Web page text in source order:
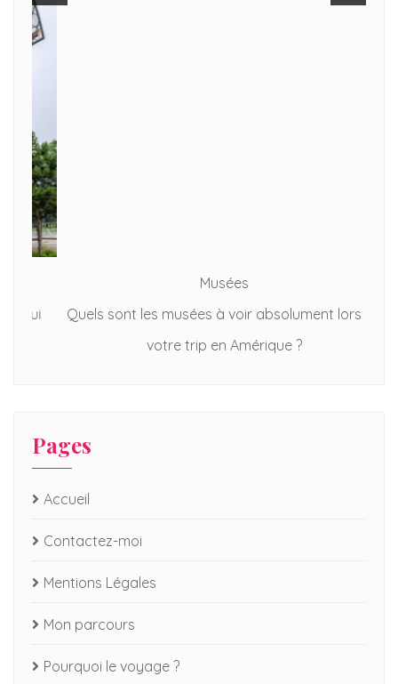
Musées
Quels sont les musées à voir absolument lors de
votre trip en Amérique ?
Pages
Accueil
Contactez-moi
Mentions Légales
Mon parcours
Pourquoi le voyage ?